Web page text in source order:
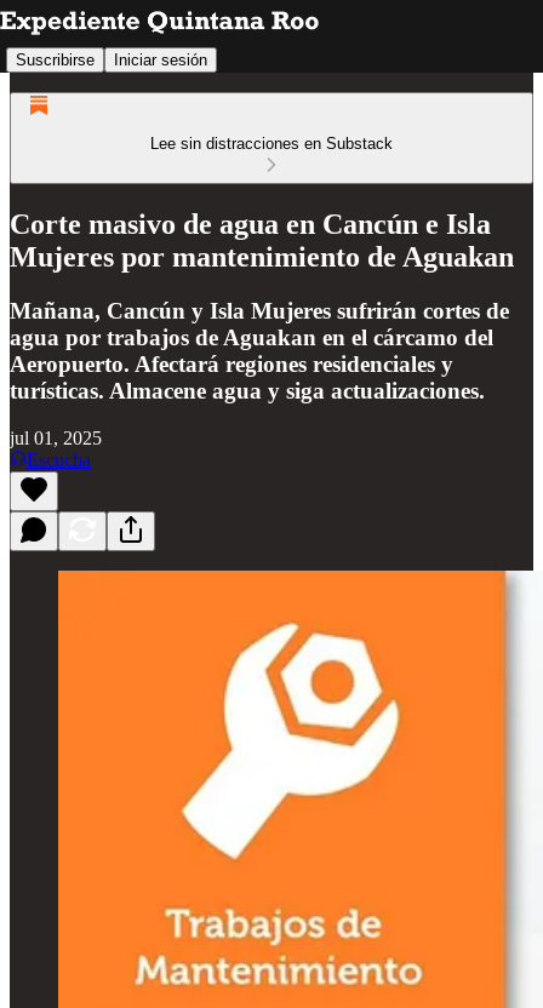
Suscribirse Iniciar sesión
Lee sin distracciones en Substack
Corte masivo de agua en Cancún e Isla
Mujeres por mantenimiento de Aguakan
Mañana, Cancún y Isla Mujeres sufrirán cortes de
agua por trabajos de Aguakan en el cárcamo del
Aeropuerto. Afectará regiones residenciales y
turísticas. Almacene agua y siga actualizaciones.
jul 01, 2025
Escucha